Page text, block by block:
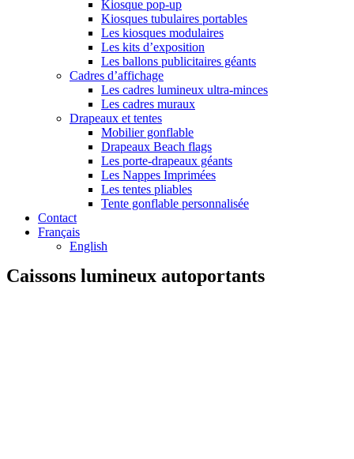
Kiosque pop-up
Kiosques tubulaires portables
Les kiosques modulaires
Les kits d’exposition
Les ballons publicitaires géants
Cadres d’affichage
Les cadres lumineux ultra-minces
Les cadres muraux
Drapeaux et tentes
Mobilier gonflable
Drapeaux Beach flags
Les porte-drapeaux géants
Les Nappes Imprimées
Les tentes pliables
Tente gonflable personnalisée
Contact
Français
English
Caissons lumineux autoportants